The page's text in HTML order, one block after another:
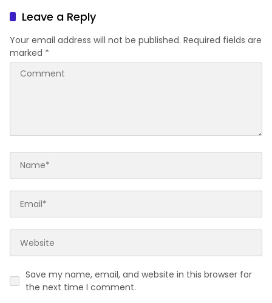
Leave a Reply
Your email address will not be published. Required fields are
marked *
Save my name, email, and website in this browser for
the next time I comment.